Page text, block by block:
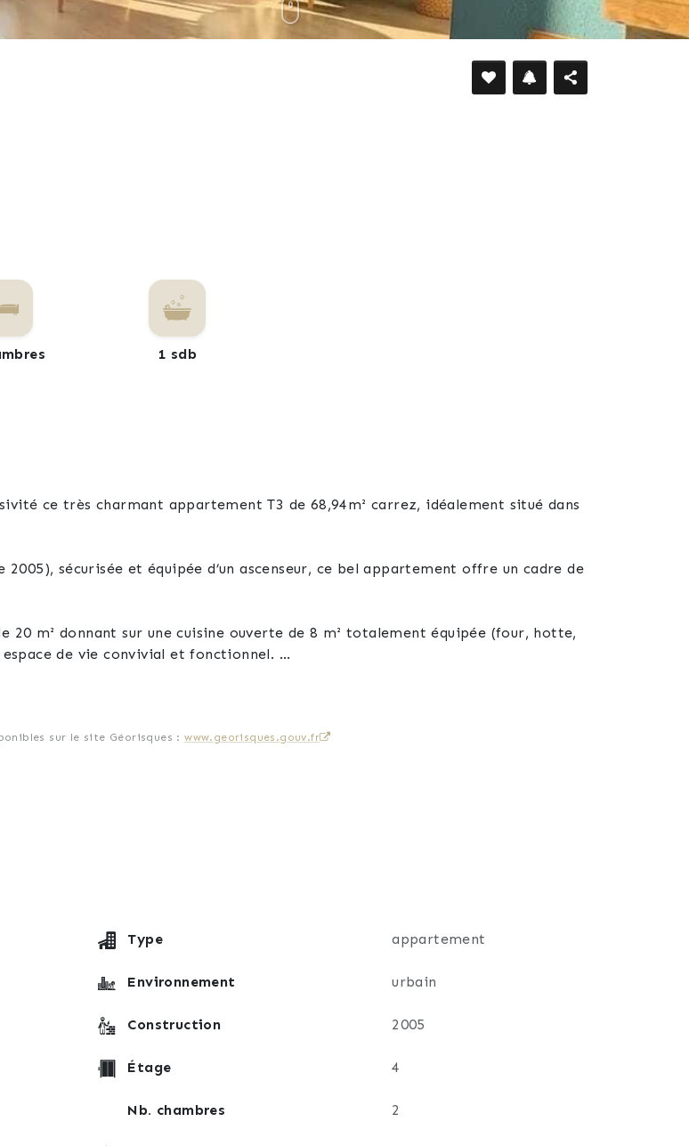
DÉFILER VERS LE BAS
1 sdb
ce très charmant appartement T3 de 68,94m² carrez, idéalement situé dans
sécurisée et équipée d’un ascenseur, ce bel appartement offre un cadre de
20 m² donnant sur une cuisine ouverte de 8 m² totalement équipée (four, hotte,
de vie convivial et fonctionnel.
prestations, hors électricité du logement.
immédiate du terminus du tram D Poteries (ainsi que l'extension du
écoles, transports et accès autoroutiers.
Une place de parking privative en sous-sol complète ce bien.
tout à proximité.
espace votre nouveau foyer.
sur le site Géorisques :www.georisques.gouv.fr
Type appartement
Environnement urbain
Construction 2005
Étage 4
Nb. chambres 2